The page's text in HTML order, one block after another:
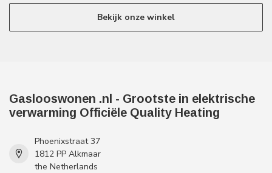
Bekijk onze winkel
Gaslooswonen .nl - Grootste in elektrische
verwarming Officiële Quality Heating
Phoenixstraat 37
1812 PP Alkmaar
the Netherlands